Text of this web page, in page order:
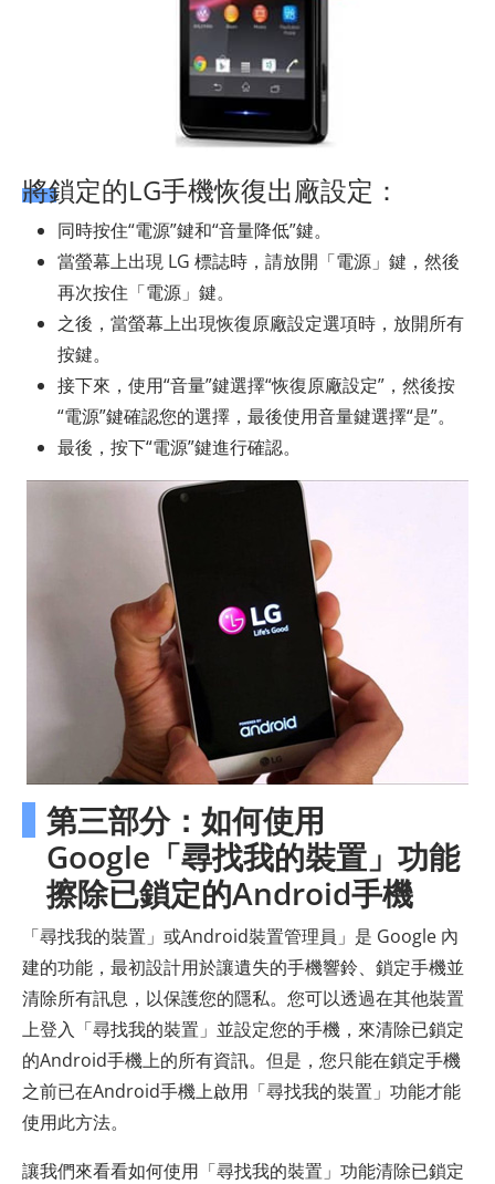
將鎖定的LG手機恢復出廠設定：
同時按住“電源”鍵和“音量降低”鍵。
當螢幕上出現 LG 標誌時，請放開「電源」鍵，然後
再次按住「電源」鍵。
之後，當螢幕上出現恢復原廠設定選項時，放開所有
按鍵。
接下來，使用“音量”鍵選擇“恢復原廠設定”，然後按
“電源”鍵確認您的選擇，最後使用音量鍵選擇“是”。
最後，按下“電源”鍵進行確認。
第三部分：如何使用
Google「尋找我的裝置」功能
擦除已鎖定的Android手機
「尋找我的裝置」或Android裝置管理員」是 Google 內
建的功能，最初設計用於讓遺失的手機響鈴、鎖定手機並
清除所有訊息，以保護您的隱私。您可以透過在其他裝置
上登入「尋找我的裝置」並設定您的手機，來清除已鎖定
的Android手機上的所有資訊。但是，您只能在鎖定手機
之前已在Android手機上啟用「尋找我的裝置」功能才能
使用此方法。
讓我們來看看如何使用「尋找我的裝置」功能清除已鎖定